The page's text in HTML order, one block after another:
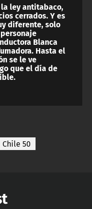
la ley antitabaco,
cerrados. Y es
diferente, solo
Blanca
Hasta el
se le ve
que el día de
Chile 50